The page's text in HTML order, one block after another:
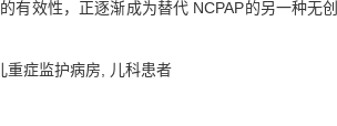
有效性，正逐渐成为替代 NCPAP的另一种无
重症监护病房, 儿科患者